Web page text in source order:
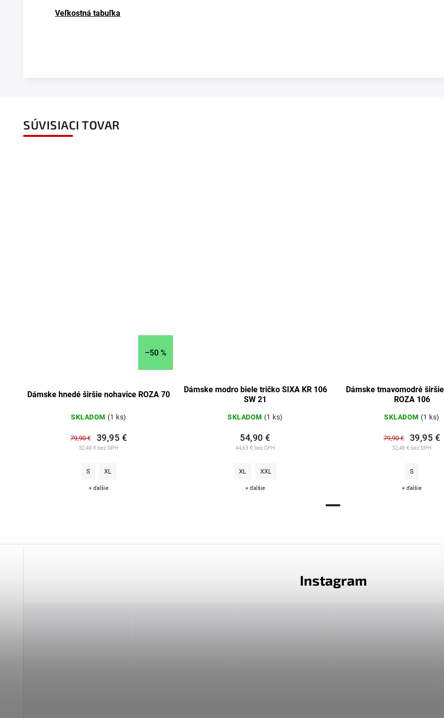
Veľkostná tabuľka
SÚVISIACI TOVAR
–50 %
Dámske hnedé širšie nohavice ROZA 70
SKLADOM (1 ks)
32,48 € bez DPH
79,90 € 39,95 €
S XL
+ ďalšie
Dámske modro biele tričko SIXA KR 106
SW 21
SKLADOM (1 ks)
44,63 € bez DPH
54,90 €
XL XXL
+ ďalšie
Dámske tmavomodré
ROZA 106
SKLADOM (1 ks)
32,48 € bez DPH
79,90 € 39,95 €
S
+ ďalšie
Instagram